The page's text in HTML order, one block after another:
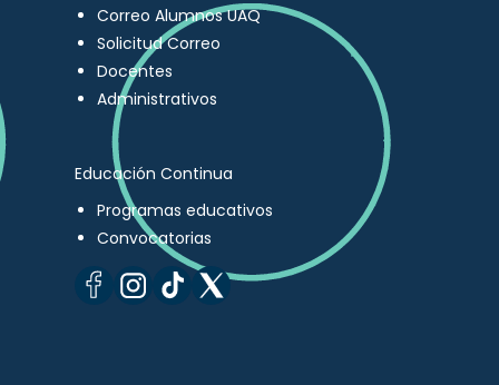
Correo Alumnos UAQ
Solicitud Correo
Docentes
Administrativos
Educación Continua
Programas educativos
Convocatorias